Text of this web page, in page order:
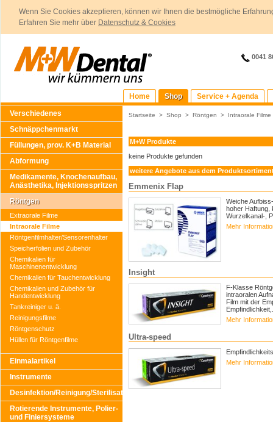
Wenn Sie Cookies akzeptieren, können wir Ihnen die bestmögliche
Erfahren Sie mehr über Datenschutz & Cookies
0041
Home Shop
Service + Agenda
Verschiedenes
Schnäppchenmarkt
Füllungen, prov. K+B Material
Abformung
Medikamente, Knochenaufbau,
Anästhetika, Injektionsspritzen
Röntgen
Extraorale Filme
Intraorale Filme
Röntgenfilmhalter/Sensorenhalter
Speicherfolien und Zubehör
Chemikalien für
Maschinenentwicklung
Chemikalien für Tauchentwicklung
Chemikalien und Zubehör für
Handentwicklung
Tankreiniger u. ä.
Reinigungsfilme
Röntgenschutz
Hüllen für Röntgenfilme
Einmalartikel
Instrumente
Desinfektion/Reinigung/Sterilisation
Rotierende Instrumente, Polier-
und Finiersysteme
Startseite > Shop > Röntgen > Intraorale Filme
M+W Produkte
keine Produkte gefunden
weitere Angebote aus dem
Emmenix Flap
Weiche
hoher Haftung,
Wurzelkanal-,
Mehr
Insight
F-Klasse
intraoralen
Film mit der
Mehr
Ultra-speed
Mehr